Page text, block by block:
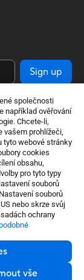
společnosti
například ověřování
Chcete-li,
vašem prohlížeči,
tyto webové stránky
cookies
obsahu,
pro tyto typy
souborů
souborů
nebo skrze svůj
ochrany
vše
Sign up